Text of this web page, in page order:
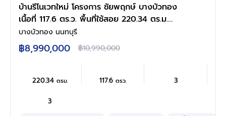
บ้านรีโนเวทใหม่ โครงการ ชัยพฤกษ์ บางบัวทอง
เนื้อที่ 117.6 ตร.ว. พื้นที่ใช้สอย 220.34 ตร.ม.
ฟังก์ชัน 4 ห้องนอน 3 ห้องน้ำ จอดรถได้ 2 คัน
พร้อม Facilities โครงการครบครัน ทำเลติดถนน
บางกรวย-ไทรน้อย เชื่อมต่อถนนกาญจนาภิเษก
ใกล้เซ็นทรัลนอร์ทวิลล์ และรถไฟฟ้าสายสีม่วง
"สถานีบางพลู"
บางบัวทอง นนทบุรี
฿8,990,000 ฿10,990,000
220.34 ตรม. 117.6 ตรว. 3
3